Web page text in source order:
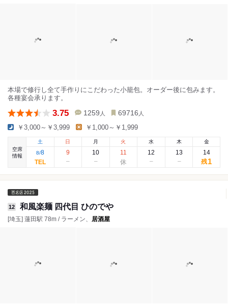
本場で修行し全て手作りにこだわった小籠包。オーダー後に包みます。
各種宴会承ります。
3.75 1259 人 69716 人
￥3,000～￥3,999 ￥1,000～￥1,999
空席
情報
土
8/8
日
9
月
10
火
11
水
12
木
13
金
14
残1
12 和風楽麺 四代目 ひのでや
[埼玉] 蓮田駅 78m / ラーメン、 居酒屋